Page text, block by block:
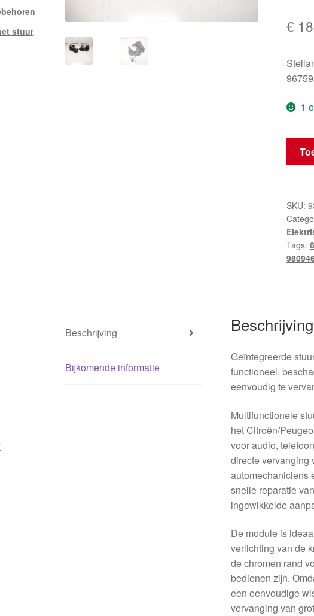
€
1
C4
II
SKU:
Tags:
Beschrijving
Bijkomende informatie
Beschrijving
Geïntegreerde
functioneel,
eenvoudig te
Multifunctionele
het Citroën/
voor audio,
directe vervanging
automechaniciens
snelle reparatie
ingewikkelde
De module is
verlichting van de
de chromen rand
bedienen zijn.
een eenvoudige
vervanging van
stuur